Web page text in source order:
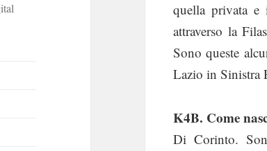
quella privata e
attraverso la
Sono queste
Lazio in Sinistra
K4B. Come
Di Corinto.